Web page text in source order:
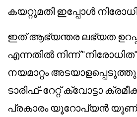
കയറ്റുമതി ഇപ്പോൾ
ഇത് ആഭ്യന്തര ലഭ്യത
എന്നതിൽ നിന്ന്
നയമാറ്റം
ടാരിഫ്-റേറ്റ് ക്വോട്ടാ
പ്രകാരം യൂറോപ്യൻ